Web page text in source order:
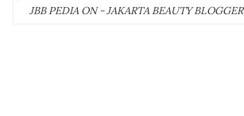
JBB PEDIA ON - JAKARTA BEAUTY BLOGGER